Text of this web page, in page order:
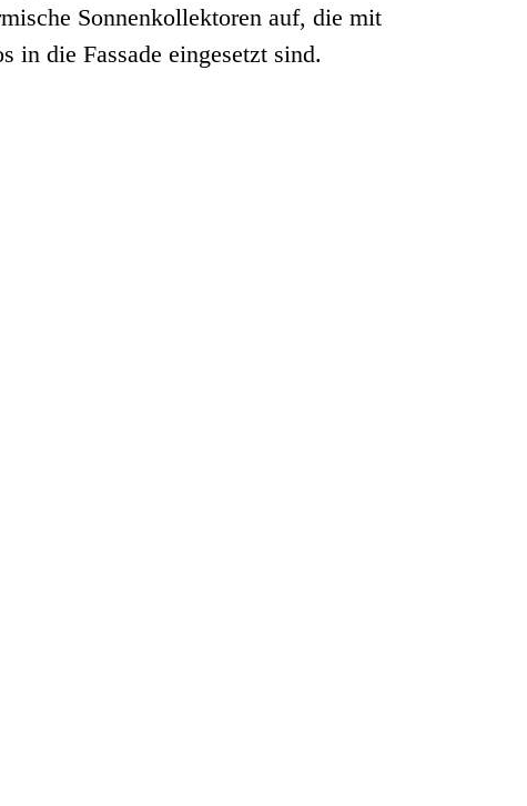
Sonnenkollektoren auf, die mit
in die Fassade eingesetzt sind.